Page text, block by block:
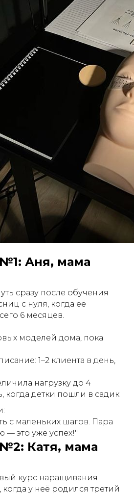
Аня, мама
сразу после обучения
с нуля, когда её
6 месяцев.
моделей дома, пока
1–2 клиента в день,
нагрузку до 4
когда детки пошли в садик
с маленьких шагов. Пара
— это уже успех!"
Катя, мама
курс наращивания
у неё родился третий